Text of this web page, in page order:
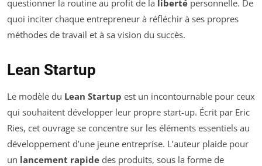
questionner la routine au profit de la liberté personnelle. De
quoi inciter chaque entrepreneur à réfléchir à ses propres
méthodes de travail et à sa vision du succès.
Lean Startup
Le modèle du Lean Startup est un incontournable pour ceux
qui souhaitent développer leur propre start-up. Écrit par Eric
Ries, cet ouvrage se concentre sur les éléments essentiels au
développement d’une jeune entreprise. L’auteur plaide pour
un lancement rapide des produits, sous la forme de